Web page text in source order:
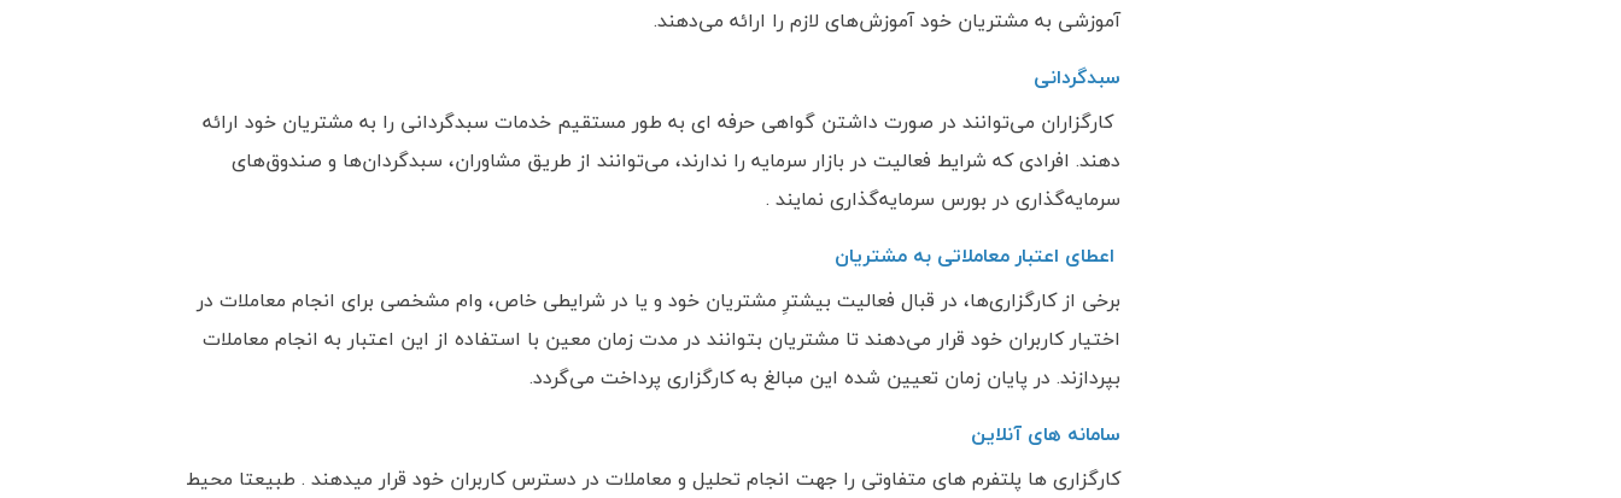
آموزشی به مشتریان خود آموزش‌های لازم را ارائه می‌دهند.
سبدگردانی
کارگزاران می‌توانند در صورت داشتن گواهی حرفه ای به طور مستقیم خدمات سبدگردانی را به مشتریان خود ارائه
دهند. افرادی که شرایط فعالیت در بازار سرمایه را ندارند، می‌توانند از طریق مشاوران، سبدگردان‌ها و صندوق‌های
سرمایه‌گذاری در بورس سرمایه‌گذاری نمایند .
اعطای اعتبار معاملاتی به مشتریان
برخی از کارگزاری‌ها، در قبال فعالیت بیشترِ مشتریان خود و یا در شرایطی خاص، وام مشخصی برای انجام معاملات در
اختیار کاربران خود قرار می‌دهند تا مشتریان بتوانند در مدت زمان معین با استفاده از این اعتبار به انجام معاملات
بپردازند. در پایان زمان تعیین شده این مبالغ به کارگزاری پرداخت می‌گردد.
سامانه های آنلاین
کارگزاری ها پلتفرم های متفاوتی را جهت انجام تحلیل و معاملات در دسترس کاربران خود قرار میدهند . طبیعتا محیط